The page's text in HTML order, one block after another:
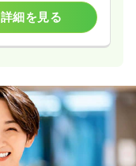
詳細を見る